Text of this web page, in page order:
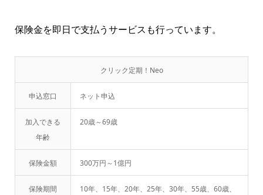
保険金を即日で支払うサービスも行っています。
クリック定期！Neo
申込窓口 ネット申込
加入できる
年齢
20歳～69歳
保険金額 300万円～1億円
保険期間
10年、15年、20年、25年、30年、55歳、60歳、